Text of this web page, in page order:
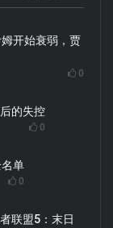
开始衰弱，贾
0
的失控
0
单
0
联盟5：末日